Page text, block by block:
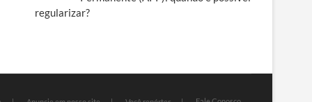
regularizar?